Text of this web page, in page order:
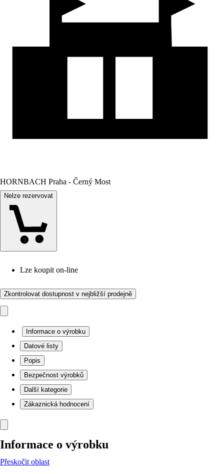
HORNBACH Praha - Černý Most
Nelze rezervovat
Lze koupit on-line
Zkontrolovat dostupnost v nejbližší prodejně
Informace o výrobku
Datové listy
Popis
Bezpečnost výrobků
Další kategorie
Zákaznická hodnocení
Informace o výrobku
Přeskočit oblast